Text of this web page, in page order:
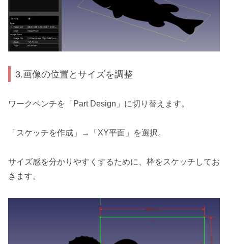
3.画像の位置とサイズを調整
ワークベンチを「Part Design」に切り替えます。
「スケッチを作成」→「XY平面」を選択。
サイズ感を分かりやすくするために、枠をスケッチしてお
きます。